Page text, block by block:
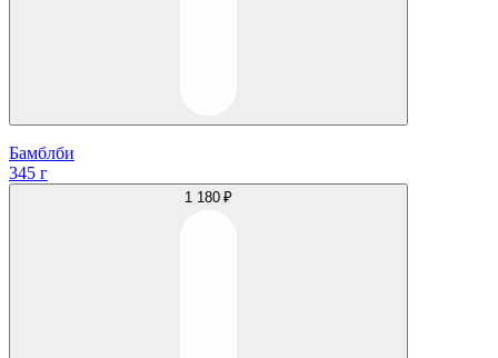
Бамблби
345 г
1 180 ₽